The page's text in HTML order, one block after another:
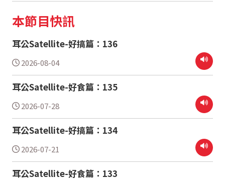
本節目快訊
耳公Satellite-好搞篇：136
2026-08-04
耳公Satellite-好食篇：135
2026-07-28
耳公Satellite-好搞篇：134
2026-07-21
耳公Satellite-好食篇：133